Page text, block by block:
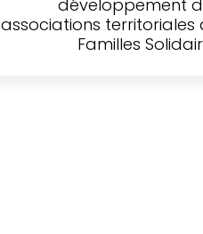
développement
associations territoriales
Familles